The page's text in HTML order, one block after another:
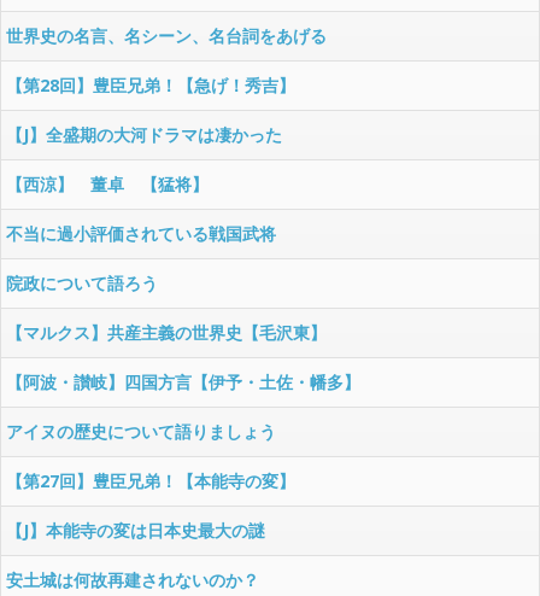
世界史の名言、名シーン、名台詞をあげる
【第28回】豊臣兄弟！【急げ！秀吉】
【J】全盛期の大河ドラマは凄かった
【西涼】 董卓 【猛将】
不当に過小評価されている戦国武将
院政について語ろう
【マルクス】共産主義の世界史【毛沢東】
【阿波・讃岐】四国方言【伊予・土佐・幡多】
アイヌの歴史について語りましょう
【第27回】豊臣兄弟！【本能寺の変】
【J】本能寺の変は日本史最大の謎
安土城は何故再建されないのか？